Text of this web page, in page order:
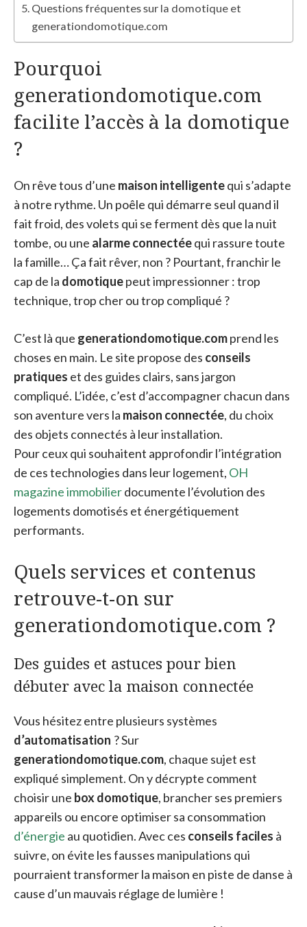
Questions fréquentes sur la domotique et
generationdomotique.com
Pourquoi
generationdomotique.com
facilite l’accès à la domotique
?
On rêve tous d’une maison intelligentequi s’adapte
à notre rythme. Un poêle qui démarre seul quand il
fait froid, des volets qui se ferment dès que la nuit
tombe, ou une alarme connectéequi rassure toute
la famille… Ça fait rêver, non ? Pourtant, franchir le
cap de la domotiquepeut impressionner : trop
technique, trop cher ou trop compliqué ?
C’est là que generationdomotique.comprend les
choses en main. Le site propose des conseils
pratiques et des guides clairs, sans jargon
compliqué. L’idée, c’est d’accompagner chacun dans
son aventure vers la maison connectée, du choix
des objets connectés à leur installation.
Pour ceux qui souhaitent approfondir l’intégration
de ces technologies dans leur logement, OH
magazine immobilierdocumente l’évolution des
logements domotisés et énergétiquement
performants.
Quels services et contenus
retrouve-t-on sur
generationdomotique.com ?
Des guides et astuces pour bien
débuter avec la maison connectée
Vous hésitez entre plusieurs systèmes
d’automatisation ? Sur
generationdomotique.com, chaque sujet est
expliqué simplement. On y décrypte comment
choisir une box domotique, brancher ses premiers
appareils ou encore optimiser sa consommation
d’énergie au quotidien. Avec ces conseils faciles à
suivre, on évite les fausses manipulations qui
pourraient transformer la maison en piste de danse à
cause d’un mauvais réglage de lumière !